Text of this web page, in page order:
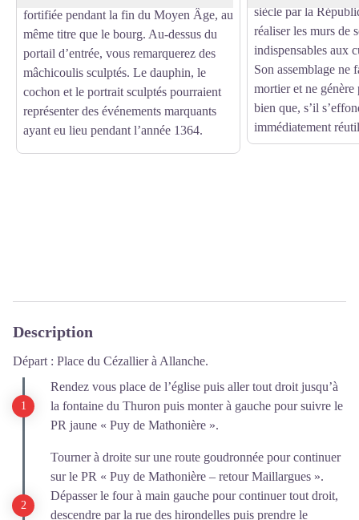
fortifiée pendant la fin du Moyen Âge, au
même titre que le bourg. Au-dessus du
portail d’entrée, vous remarquerez des
mâchicoulis sculptés. Le dauphin, le
cochon et le portrait sculptés pourraient
représenter des événements marquants
ayant eu lieu pendant l’année 1364.
siècle par la
réaliser les murs de
indispensables aux
Son assemblage ne
mortier et ne génère
bien que, s’il
immédiatement
Description
Départ : Place du Cézallier à Allanche.
Rendez vous place de l’église puis aller tout droit jusqu’à
la fontaine du Thuron puis monter à gauche pour suivre le
PR jaune « Puy de Mathonière ».
Tourner à droite sur une route goudronnée pour continuer
sur le PR « Puy de Mathonière – retour Maillargues ».
Dépasser le four à main gauche pour continuer tout droit,
descendre par la rue des hirondelles puis prendre le